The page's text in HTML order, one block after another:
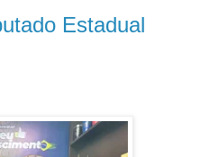
Estadual